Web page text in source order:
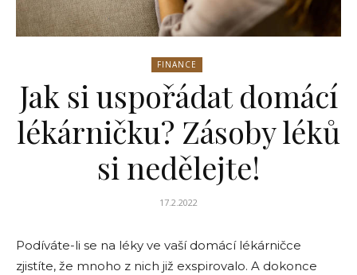
FINANCE
Jak si uspořádat domácí
lékárničku? Zásoby léků
si nedělejte!
17.2.2022
Podíváte-li se na léky ve vaší domácí lékárničce
zjistíte, že mnoho z nich již exspirovalo. A dokonce